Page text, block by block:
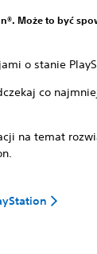
Może to być
o stanie
co
na temat